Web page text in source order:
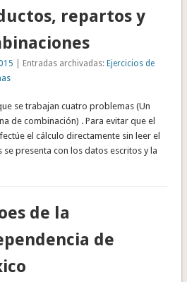
repartos y
| Entradas archivadas: Ejercicios de
se trabajan cuatro problemas (Un
de combinación) . Para evitar que el
el cálculo directamente sin leer el
presenta con los datos escritos y la
de la
de